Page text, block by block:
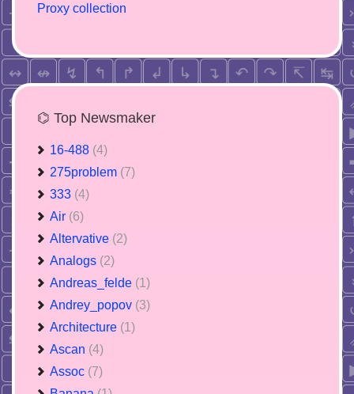
Proxy collection
⌬ Top Newsmaker
16-488 (4)
275problem (7)
333 (4)
Air (6)
Altervative (2)
Analogs (2)
Andreas_felde (1)
Andrey_popov (3)
Architecture (1)
Ascan (4)
Assoc (7)